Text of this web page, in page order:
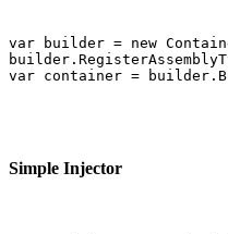
var builder = new
var container =
Simple Injector